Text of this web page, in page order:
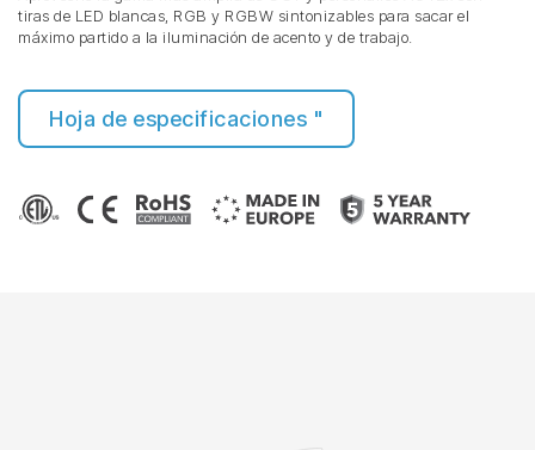
tiras de LED blancas, RGB y RGBW sintonizables para sacar el
máximo partido a la iluminación de acento y de trabajo.
Hoja de especificaciones "